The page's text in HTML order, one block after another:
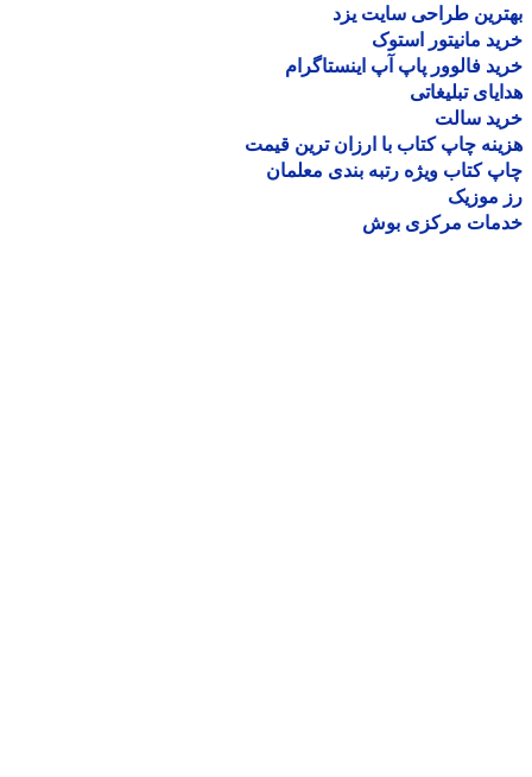
طراحی سایت یزد
مانیتور استوک
فالوور پاپ آپ اینستاگرام
تبلیغاتی
سالت
چاپ کتاب با ارزان ترین قیمت
کتاب ویژه رتبه بندی معلمان
موزیک
مرکزی بوش